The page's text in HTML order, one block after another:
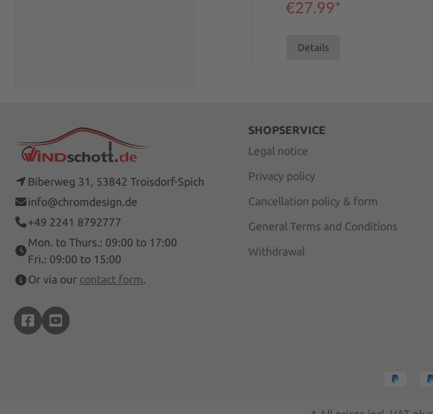
€27.99*
Details
Biberweg 31, 53842 Troisdorf-Spich
info@chromdesign.de
+49 2241 8792777
Mon. to Thurs.: 09:00 to 17:00
Fri.: 09:00 to 15:00
Or via our contact form.
SHOPSERVICE
Legal notice
Privacy policy
Cancellation policy & form
General Terms and Conditions
Withdrawal